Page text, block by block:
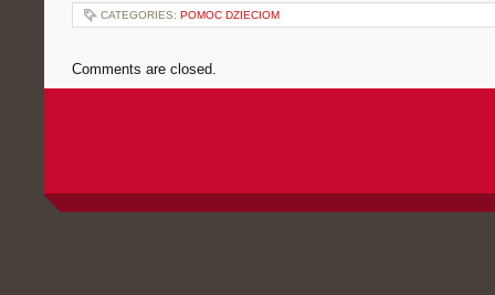
CATEGORIES: POMOC DZIECIOM
Comments are closed.